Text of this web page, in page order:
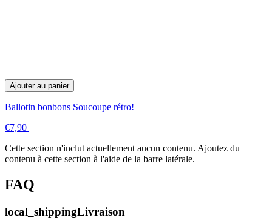
Ajouter au panier
Ballotin bonbons Soucoupe rétro!
€7,90
Cette section n'inclut actuellement aucun contenu. Ajoutez du
contenu à cette section à l'aide de la barre latérale.
FAQ
local_shippingLivraison